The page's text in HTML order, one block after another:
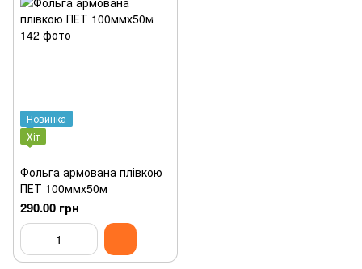
Новинка
Хіт
Фольга армована плівкою
ПЕТ 100ммх50м
290.00 грн